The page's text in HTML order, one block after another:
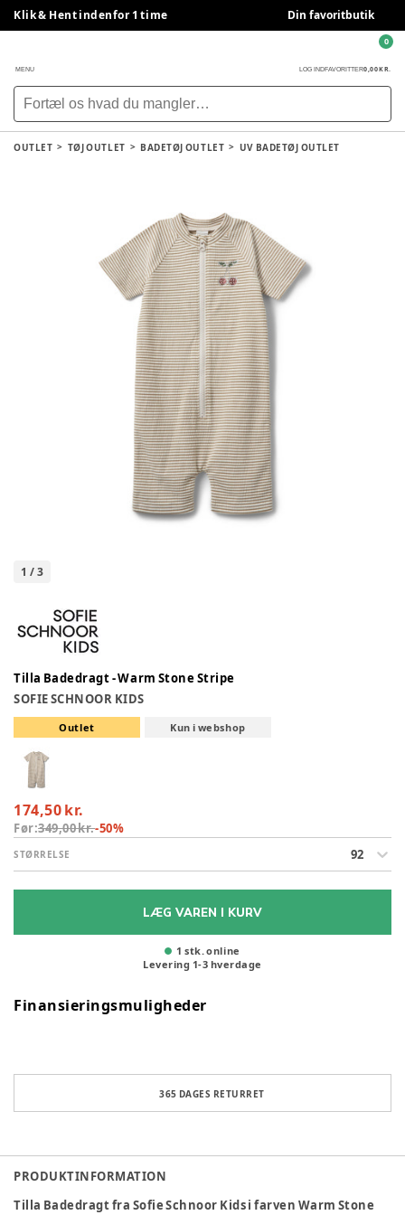
Klik & Hent indenfor 1 time Din favoritbutik
MENU LOG INDFAVORITTER0,00 KR.
0
OUTLET TØJ OUTLET BADETØJ OUTLET UV BADETØJ OUTLET
1 /3
Tilla Badedragt - Warm Stone Stripe
SOFIE SCHNOOR KIDS
Outlet Kun i webshop
174,50 kr.
Før:349,00 kr.-50%
STØRRELSE 92
LÆG VAREN I KURV
1 stk. online
Levering 1-3 hverdage
Finansieringsmuligheder
365 DAGES RETURRET
PRODUKTINFORMATION
Tilla Badedragt fra Sofie Schnoor Kids i farven Warm Stone